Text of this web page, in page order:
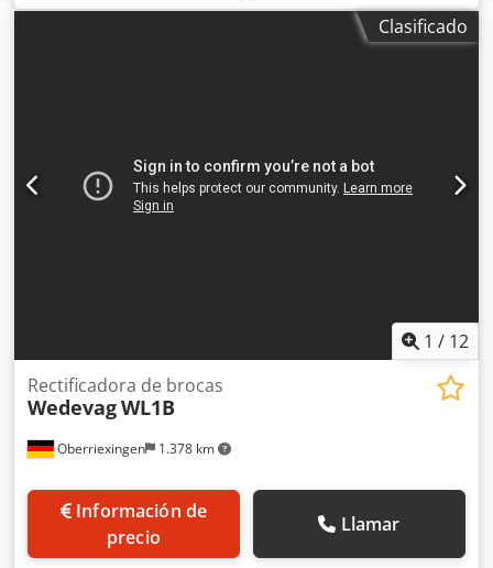
Agkewa
Clasificado
1 / 12
Oberriexingen 1.378 km
Rectificadora de brocas
WedevagWL1B
Información de
precio
Llamar